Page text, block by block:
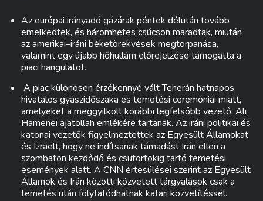
Az európai irányadó gázárak péntek délután tovább
emelkedtek, és háromhetes csúcson maradtak, miután
az amerikai–iráni béketörekvések megtorpanása,
valamint egy újabb hőhullám előrejelzése támogatta a
piaci hangulatot.
A piac különösen érzékennyé vált Teherán hatnapos
hivatalos gyászidőszaka és temetési ceremóniái miatt,
amelyeket a meggyilkolt korábbi legfelsőbb vezető, Ali
Hamenei ajatollah emlékére tartanak. Az iráni politikai és
katonai vezetők figyelmeztették az Egyesült Államokat
és Izraelt, hogy ne indítsanak támadást Irán ellen a
szombaton kezdődő és csütörtökig tartó temetési
események alatt. A CNN értesülései szerint az Egyesült
Államok és Irán közötti közvetett tárgyalások csak a
temetés után folytatódhatnak katari közvetítéssel.